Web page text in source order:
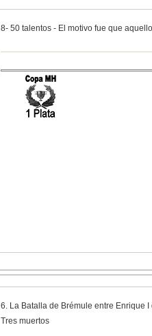
8- 50 talentos - El motivo fue que
6. La Batalla de Brémule entre Enrique
Tres muertos